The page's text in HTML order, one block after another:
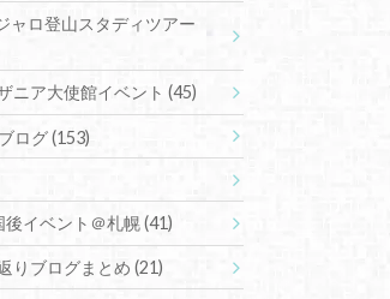
ャロ登山スタディツアー
ニア大使館イベント(45)
ログ(153)
イベント＠札幌(41)
りブログまとめ(21)